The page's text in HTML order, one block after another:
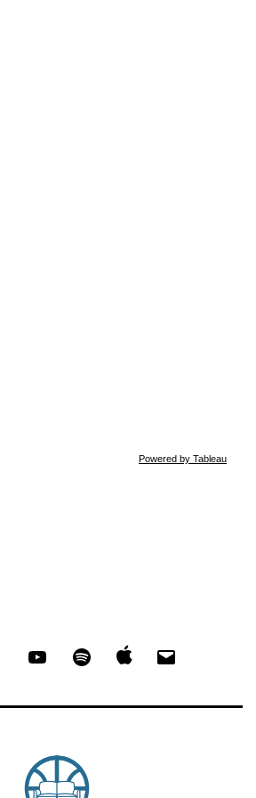
Powered by Tableau
Instagram YouTube Spotify